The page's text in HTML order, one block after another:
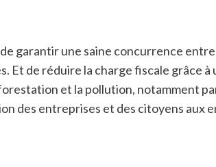
garantir une saine concurrence
Et de réduire la charge fiscale grâce à
et la pollution, notamment
des entreprises et des citoyens aux